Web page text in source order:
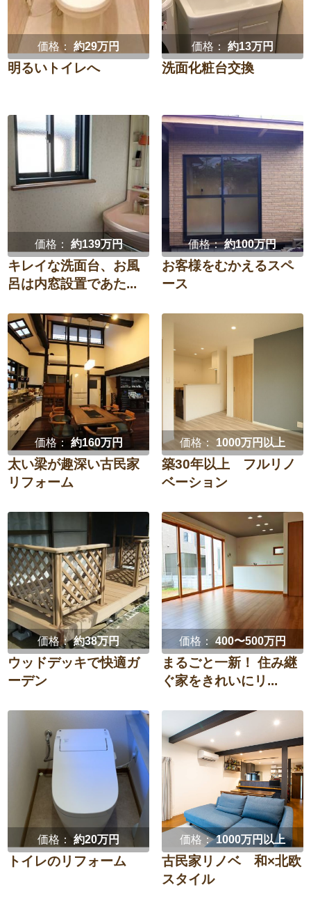
価格：約29万円
明るいトイレへ
価格： 約13万円
洗面化粧台交換
価格： 約139万円
キレイな洗面台、お風
呂は内窓設置であた...
価格：約100万円
お客様をむかえるスペ
ース
価格： 約160万円
太い梁が趣深い古民家
リフォーム
価格： 1000万円以上
築30年以上 フルリノ
ベーション
価格：約38万円
ウッドデッキで快適ガ
ーデン
価格：400〜500万円
まるごと一新！ 住み継
ぐ家をきれいにリ...
価格：約20万円
トイレのリフォーム
価格：1000万円以上
古民家リノベ 和×北欧
スタイル